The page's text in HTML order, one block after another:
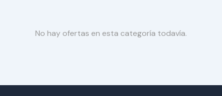
No hay ofertas en esta categoría todavía.